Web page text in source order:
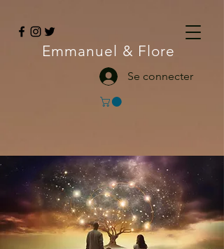
Emmanuel & Flore
Se connecter